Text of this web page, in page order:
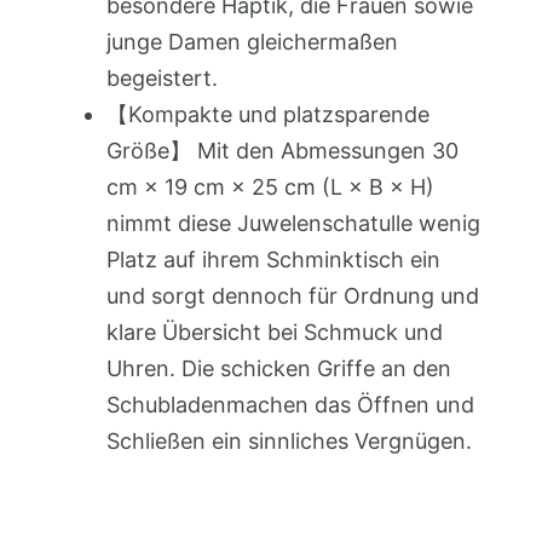
besondere Haptik, die Frauen sowie
junge Damen gleichermaßen
begeistert.
【Kompakte und platzsparende
Größe】 Mit den Abmessungen 30
cm × 19 cm × 25 cm (L × B × H)
nimmt diese Juwelenschatulle wenig
Platz auf ihrem Schminktisch ein
und sorgt dennoch für Ordnung und
klare Übersicht bei Schmuck und
Uhren. Die schicken Griffe an den
Schubladenmachen das Öffnen und
Schließen ein sinnliches Vergnügen.